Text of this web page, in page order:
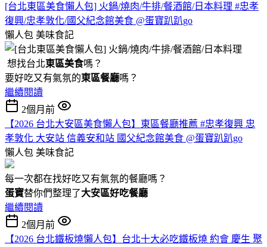
[台北東區美食懶人包] 火鍋/燒肉/牛排/餐酒館/日本料理 #忠孝
復興/忠孝敦化/國父紀念館美食 @蛋寶趴趴go
懶人包 美味食記
想找台北東區美食嗎？
要好吃又有氣氛的東區餐廳嗎？
繼續閱讀
2個月前
【2026 台北大安區美食懶人包】東區餐廳推薦 #忠孝復興 忠
孝敦化 大安站 信義安和站 國父紀念館美食 @蛋寶趴趴go
懶人包 美味食記
每一次都在找好吃又有氣氛的餐廳嗎？
蛋寶替你們整理了大安區好吃餐廳
繼續閱讀
2個月前
【2026 台北鐵板燒懶人包】台北十大必吃鐵板燒 約會 慶生 聚